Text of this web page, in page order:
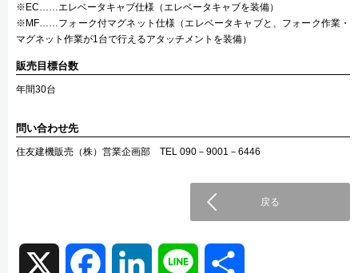
※EC……エレベータキャブ仕様（エレベータキャブを装備）
※MF……フォーク付マグネット仕様（エレベータキャブと、フォーク作業・
マグネット作業が1台で行えるアタッチメントを装備）
販売目標台数
年間30台
問い合わせ先
住友建機販売（株）営業企画部 TEL 090－9001－6446
戻る